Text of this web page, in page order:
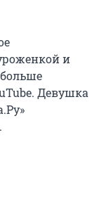
и
Девушка